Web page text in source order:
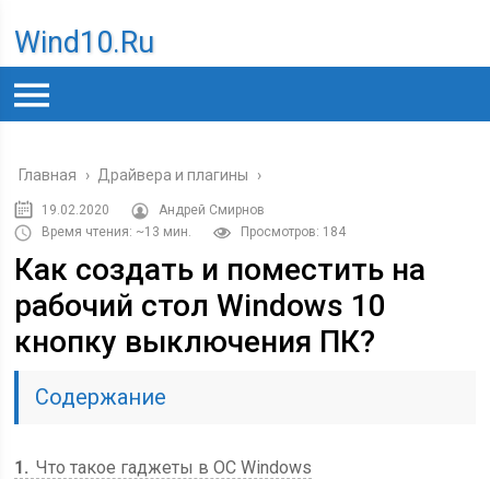
Wind10.ru
Главная › Драйвера и плагины ›
19.02.2020
Андрей Смирнов
Время чтения: ~13 мин.
Просмотров: 184
Как создать и поместить на
рабочий стол Windows 10
кнопку выключения ПК?
Содержание
1
Что такое гаджеты в ОС Windows